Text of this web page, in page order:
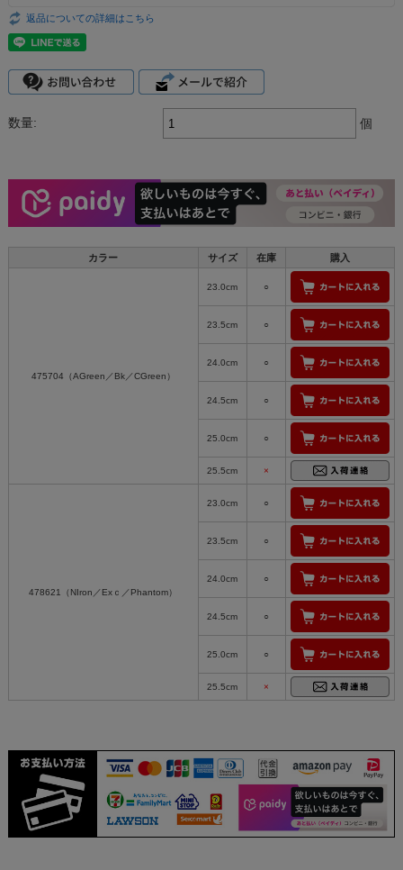
返品についての詳細はこちら
数量: 個
カラー サイズ 在庫 購入
475704（AGreen／Bk／CGreen）
23.0cm ○
23.5cm ○
24.0cm ○
24.5cm ○
25.0cm ○
25.5cm ×
478621（NIron／Exｃ／Phantom）
23.0cm ○
23.5cm ○
24.0cm ○
24.5cm ○
25.0cm ○
25.5cm ×